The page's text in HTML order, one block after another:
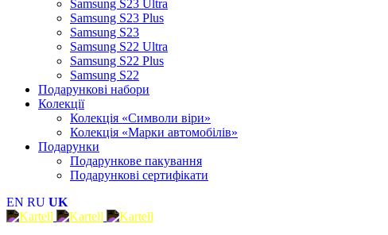
Samsung S23 Ultra
Samsung S23 Plus
Samsung S23
Samsung S22 Ultra
Samsung S22 Plus
Samsung S22
Подарункові набори
Колекції
Колекція «Символи віри»
Колекція «Марки автомобілів»
Подарунки
Подарункове пакування
Подарункові сертифікати
EN RU UK